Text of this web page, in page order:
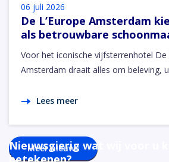
06 juli 2026
De L’Europe Amsterdam
als betrouwbare
Voor het iconische vijfsterrenhotel De
Amsterdam draait alles om beleving,
Lees meer
Meer nieuws
Nieuwsgierig wat wij voor u
betekenen?